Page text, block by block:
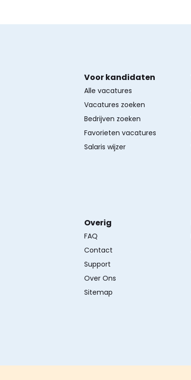
Voor kandidaten
Alle vacatures
Vacatures zoeken
Bedrijven zoeken
Favorieten vacatures
Salaris wijzer
Overig
FAQ
Contact
Support
Over Ons
Sitemap